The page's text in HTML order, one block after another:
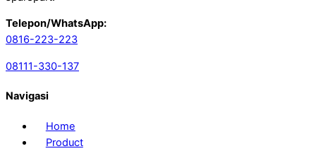
Telepon/WhatsApp:
0816-223-223
08111-330-137
Navigasi
Home
Product